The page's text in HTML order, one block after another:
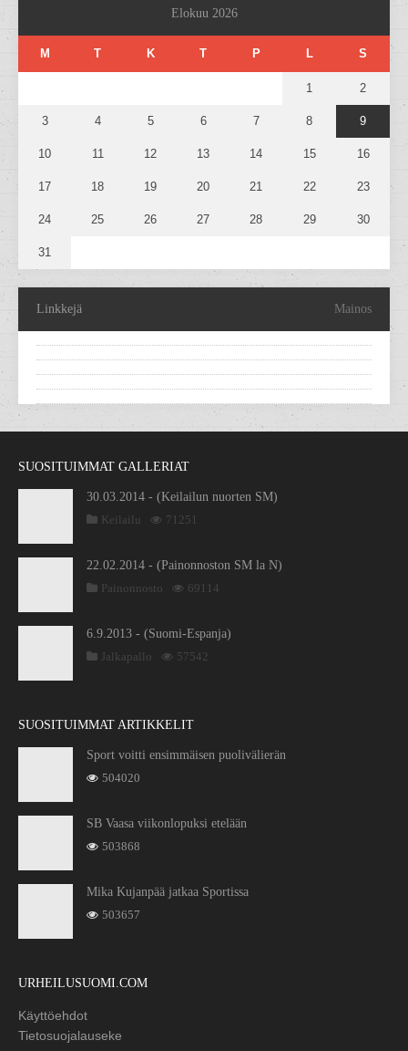
Elokuu 2026
M T K T P L S
1 2
3 4 5 6 7 8 9
10 11 12 13 14 15 16
17 18 19 20 21 22 23
24 25 26 27 28 29 30
31
Linkkejä Mainos
SUOSITUIMMAT GALLERIAT
30.03.2014 - (Keilailun nuorten SM)
Keilailu
71251
22.02.2014 - (Painonnoston SM la N)
Painonnosto
69114
6.9.2013 - (Suomi-Espanja)
Jalkapallo
57542
SUOSITUIMMAT ARTIKKELIT
Sport voitti ensimmäisen puolivälierän
504020
SB Vaasa viikonlopuksi etelään
503868
Mika Kujanpää jatkaa Sportissa
503657
URHEILUSUOMI.COM
Käyttöehdot
Tietosuojalauseke